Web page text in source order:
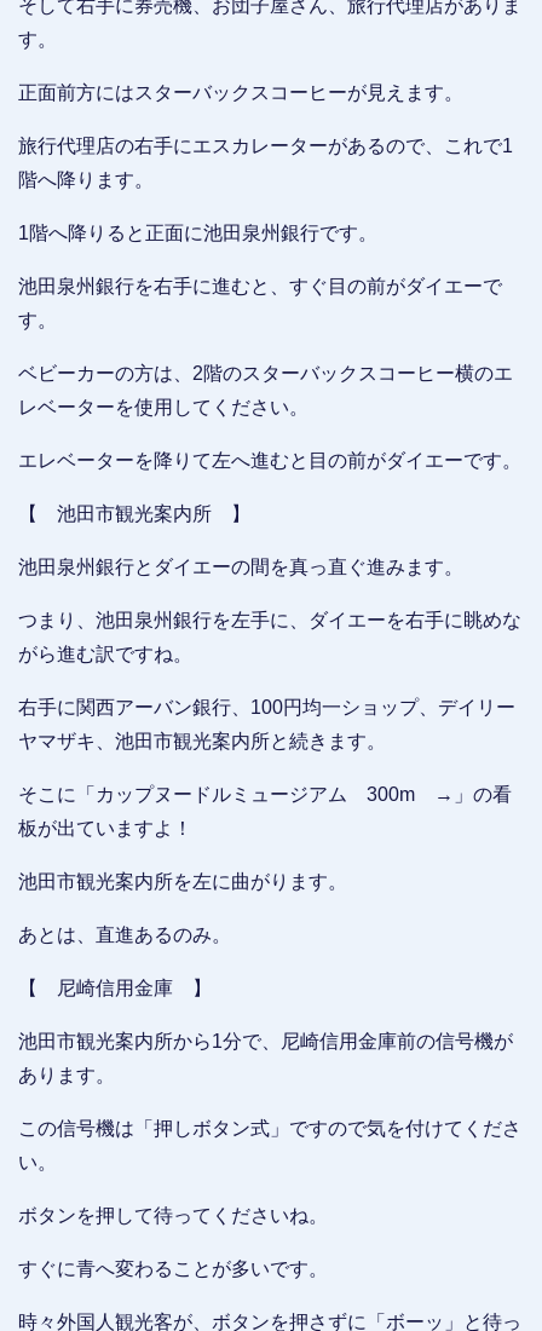
そして右手に券売機、お団子屋さん、旅行代理店がありま
す。
正面前方にはスターバックスコーヒーが見えます。
旅行代理店の右手にエスカレーターがあるので、これで1
階へ降ります。
1階へ降りると正面に池田泉州銀行です。
池田泉州銀行を右手に進むと、すぐ目の前がダイエーで
す。
ベビーカーの方は、2階のスターバックスコーヒー横のエ
レベーターを使用してください。
エレベーターを降りて左へ進むと目の前がダイエーです。
【 池田市観光案内所 】
池田泉州銀行とダイエーの間を真っ直ぐ進みます。
つまり、池田泉州銀行を左手に、ダイエーを右手に眺めな
がら進む訳ですね。
右手に関西アーバン銀行、100円均一ショップ、デイリー
ヤマザキ、池田市観光案内所と続きます。
そこに「カップヌードルミュージアム 300m →」の看
板が出ていますよ！
池田市観光案内所を左に曲がります。
あとは、直進あるのみ。
【 尼崎信用金庫 】
池田市観光案内所から1分で、尼崎信用金庫前の信号機が
あります。
この信号機は「押しボタン式」ですので気を付けてくださ
い。
ボタンを押して待ってくださいね。
すぐに青へ変わることが多いです。
時々外国人観光客が、ボタンを押さずに「ボーッ」と待っ